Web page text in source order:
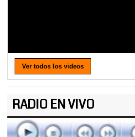
Ver todos los videos
RADIO EN VIVO